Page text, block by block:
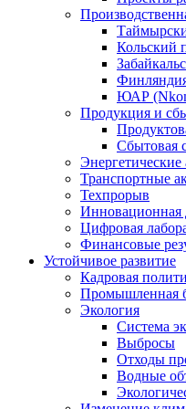
Кольский
ЮАР
Продукция и
Сбытовая
Транспортные
Техпрорыв
Инновационная
Цифровая
Финансовые
Устойчивое развитие
Кадровая
Промышленная
Экология
Система
Выбросы
Отходы
Водные